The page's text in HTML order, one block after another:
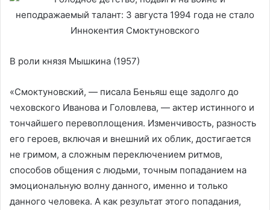
В роли князя Мышкина (1957)
«Смоктуновский, — писала Беньяш еще задолго до
чеховского Иванова и Головлева, — актер истинного и
тончайшего перевоплощения. Изменчивость, разность
его героев, включая и внешний их облик, достигается
не гримом, а сложным переключением ритмов,
способов общения с людьми, точным попаданием на
эмоциональную волну данного, именно и только
данного человека. А как результат этого попадания,